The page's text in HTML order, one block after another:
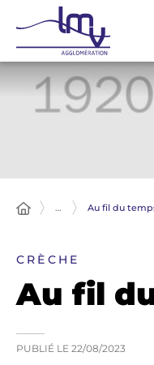
… Au fil du
CRÈCHE
Au fil
PUBLIÉ LE 22/08/2023